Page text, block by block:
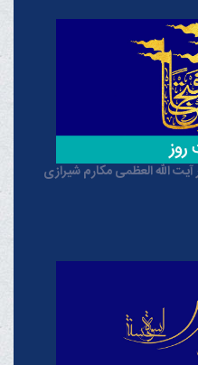
الله العظمی مکارم شیرازی